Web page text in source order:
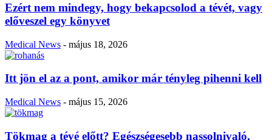
Ezért nem mindegy, hogy bekapcsolod a tévét, vagy
előveszel egy könyvet
Medical News - május 18, 2026
Itt jön el az a pont, amikor már tényleg pihenni kell
Medical News - május 15, 2026
Tökmag a tévé előtt? Egészségesebb nassolnivaló,